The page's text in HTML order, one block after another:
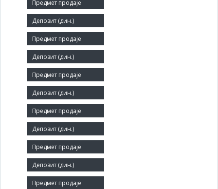
Краћи назив:
ЈВС БОГАТИЋ
Правни статус:
УС
Делатност:
Ветеринарска делатност
Матични број:
07208766
Величина:
Мало
Број запослених: